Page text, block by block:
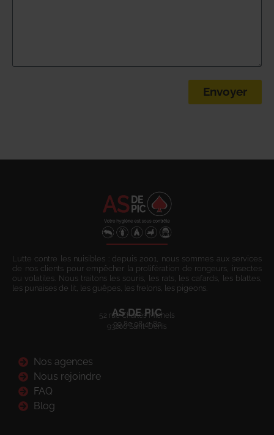
Envoyer
Lutte contre les nuisibles : depuis 2001, nous sommes aux services
de nos clients pour empêcher la prolifération de rongeurs, insectes
ou volatiles. Nous traitons les souris, les rats, les cafards, les blattes,
les punaises de lit, les guêpes, les frelons, les pigeons.
AS DE PIC
52 rue Charles Michels
93200 Saint-Denis
09 80 08 41 80
Nos agences
Nous rejoindre
FAQ
Blog